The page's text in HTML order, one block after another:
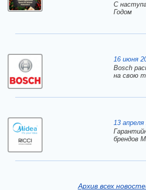
C
Годом
16 июня
Bosch
на свою
13 апреля
брендов
Архив всех